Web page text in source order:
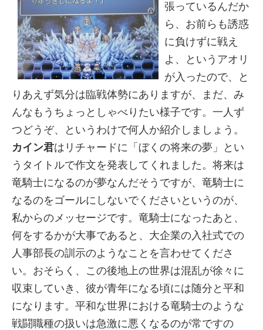
張っているんだか
ら、お前らも誘惑
に負けずに戦え
よ、というアオリ
が入ったので、と
りあえず気分は臨戦体勢にありますが、まだ、み
んなもうちょっとしゃべりたい様子です。一人ず
つどうぞ、というわけで何人か紹介しましょう。
カイン君はリチャードに「ぼくの将来の夢」とい
うタイトルで作文を発表してくれました。将来は
竜騎士になるのが夢なんだそうですが、竜騎士に
なるのをゴールにしないでくださいというのが、
私からのメッセージです。竜騎士になったあと、
何をするかが大事であると、大企業の入社式での
人事部長の訓示のようなことを言わせてくださ
い。おそらく、この後地上の世界は混乱が徐々に
収束していき、彼が青年になる頃には随分と平和
になります。平和な世界における竜騎士のような
戦闘職種の扱いは急激に悪くなるのが常ですの